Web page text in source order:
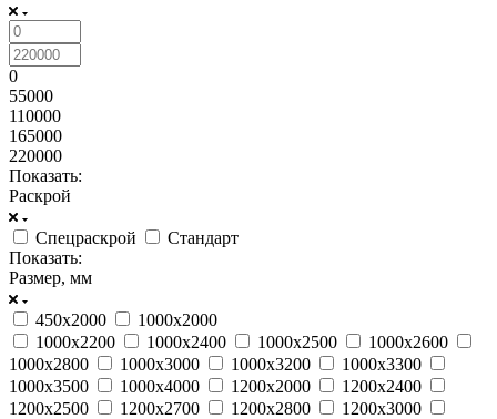
0
55000
110000
165000
220000
Показать:
Раскрой
Спецраскрой
Стандарт
Показать:
Размер, мм
450х2000
1000х2000
1000х2200
1000х2400 1000х2500
1000х2600
1000х2800
1000х3000 1000х3200
1000х3300
1000х3500
1000х4000 1200х2000
1200х2400
1200х2500
1200х2700 1200х2800
1200х3000